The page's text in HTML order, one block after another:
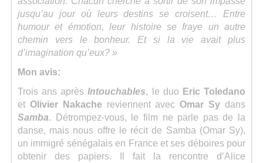
jusqu’au jour où leurs destins se croisent… Entre
humour et émotion, leur histoire se fraye un autre
chemin vers le bonheur. Et si la vie avait plus
d’imagination qu’eux? »
Mon avis:
Trois ans aprèsIntouchables, le duo Eric Toledano
et Olivier Nakache reviennent avecOmar Sy dans
Samba. Détrompez-vous, le film ne parle pas de la
danse, mais nous offre le récit de Samba (Omar Sy),
un immigré sénégalais en France et ses déboires pour
obtenir des papiers. Il fait la rencontre d’Alice